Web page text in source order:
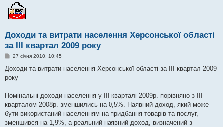
Доходи та витрати населення Херсонської області
за ІІІ квартал 2009 року
П
в
д
л
е
н
я
27 січня 2010, 10:45
Доходи та витрати населення Херсонської області за ІІІ квартал 2009
року
Номінальні доходи населення у ІІІ кварталі 2009р. порівняно з ІІІ
кварталом 2008р. зменшились на 0,5%. Наявний доход, який може
бути використаний населенням на придбання товарів та послуг,
зменшився на 1,9%, а реальний наявний доход, визначений з